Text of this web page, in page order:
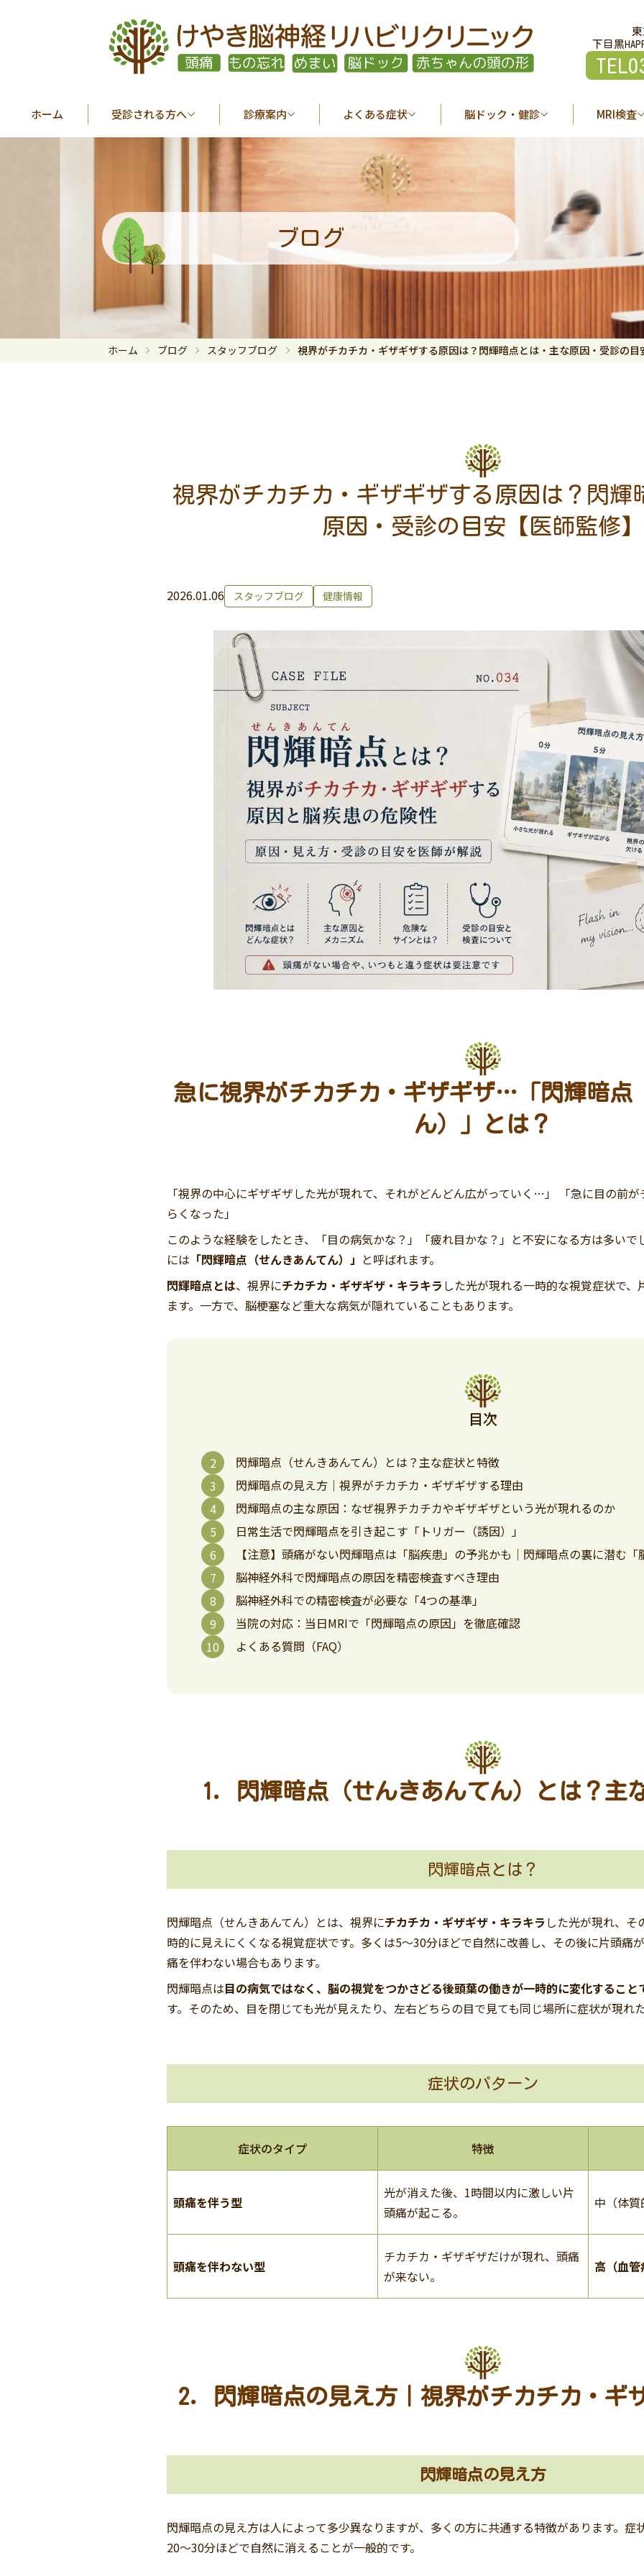
下目黒
ホーム 受診される方へ 診療案内 よくある症状 脳ドック・健診 MRI検査
ブログ
ホーム ブログ スタッフブログ 視界がチカチカ・ギザギザする原因は？閃輝暗点とは・主な原因・受診の目
視界がチカチカ・ギザギザする原因は？閃輝
原因・受診の目安【医師監修】
2026.01.06 スタッフブログ 健康情報
急に視界がチカチカ・ギザギザ…「閃輝暗点
ん）」とは？
「視界の中心にギザギザした光が現れて、それがどんどん広がっていく…」 「急に目の前
らくなった」
このような経験をしたとき、「目の病気かな？」「疲れ目かな？」と不安になる方は多い
には 「閃輝暗点（せんきあんてん）」 と呼ばれます。
閃輝暗点とは、視界にチカチカ・ギザギザ・キラキラした光が現れる一時的な視覚症状で
ます。一方で、脳梗塞など重大な病気が隠れていることもあります。
目次
閃輝暗点（せんきあんてん）とは？主な症状と特徴
閃輝暗点の見え方｜視界がチカチカ・ギザギザする理由
閃輝暗点の主な原因：なぜ視界チカチカやギザギザという光が現れるのか
日常生活で閃輝暗点を引き起こす「トリガー（誘因）」
【注意】頭痛がない閃輝暗点は「脳疾患」の予兆かも｜閃輝暗点の裏に潜む「
脳神経外科で閃輝暗点の原因を精密検査すべき理由
脳神経外科での精密検査が必要な「4つの基準」
当院の対応：当日MRIで「閃輝暗点の原因」を徹底確認
よくある質問（FAQ）
1. 閃輝暗点（せんきあんてん）とは？主
閃輝暗点とは？
閃輝暗点（せんきあんてん）とは、視界にチカチカ・ギザギザ・キラキラした光が現れ、そ
時的に見えにくくなる視覚症状です。多くは5〜30分ほどで自然に改善し、その後に片頭痛
痛を伴わない場合もあります。
閃輝暗点は目の病気ではなく、脳の視覚をつかさどる後頭葉の働きが一時的に変化すること
す。そのため、目を閉じても光が見えたり、左右どちらの目で見ても同じ場所に症状が現れ
症状のパターン
症状のタイプ 特徴
頭痛を伴う型
光が消えた後、1時間以内に激しい片
頭痛が起こる。
中（体
頭痛を伴わない型
チカチカ・ギザギザだけが現れ、頭痛
が来ない。
高（血
2. 閃輝暗点の見え方｜視界がチカチカ・ギ
閃輝暗点の見え方
閃輝暗点の見え方は人によって多少異なりますが、多くの方に共通する特徴があります。症
20〜30分ほどで自然に消えることが一般的です。